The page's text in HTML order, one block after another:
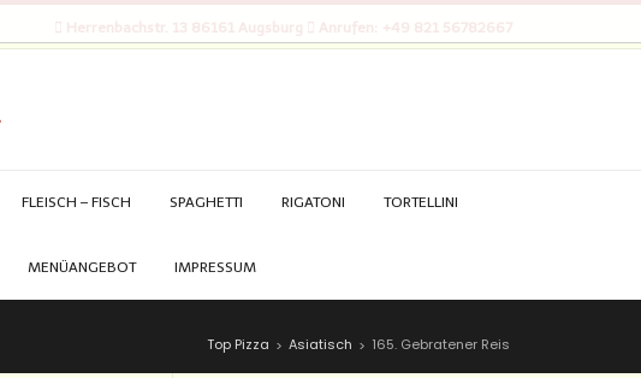
FLEISCH – FISCH SPAGHETTI RIGATONI TORTELLINI
MENÜANGEBOT IMPRESSUM
Top Pizza > Asiatisch > 165. Gebratener Reis